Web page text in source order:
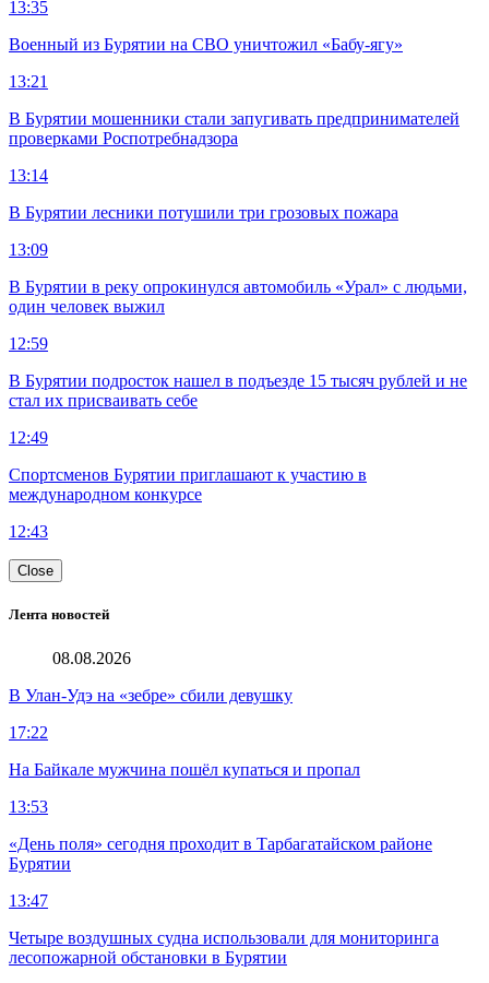
13:35
Военный из Бурятии на СВО уничтожил «Бабу-ягу»
13:21
В Бурятии мошенники стали запугивать предпринимателей
проверками Роспотребнадзора
13:14
В Бурятии лесники потушили три грозовых пожара
13:09
В Бурятии в реку опрокинулся автомобиль «Урал» с людьми,
один человек выжил
12:59
В Бурятии подросток нашел в подъезде 15 тысяч рублей и не
стал их присваивать себе
12:49
Спортсменов Бурятии приглашают к участию в
международном конкурсе
12:43
Close
Лента новостей
08.08.2026
В Улан-Удэ на «зебре» сбили девушку
17:22
На Байкале мужчина пошёл купаться и пропал
13:53
«День поля» сегодня проходит в Тарбагатайском районе
Бурятии
13:47
Четыре воздушных судна использовали для мониторинга
лесопожарной обстановки в Бурятии